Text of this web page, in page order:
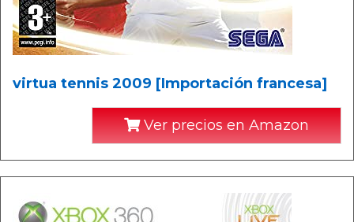
virtua tennis 2009 [Importación francesa]
Ver precios en Amazon